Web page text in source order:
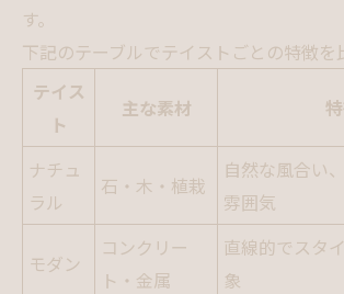
す。
下記のテーブルでテイストごとの特徴を
テイス
ト
主な素材
ナチュ
ラル
石・木・植栽
自然な風合い
雰囲気
モダン
コンクリー
ト・金属
直線的でスタ
象